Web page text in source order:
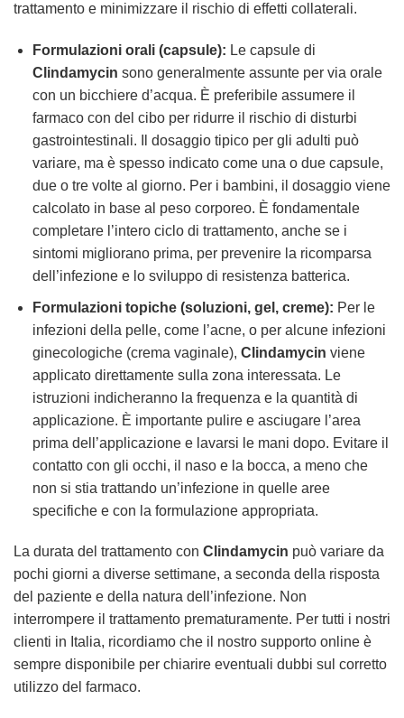
trattamento e minimizzare il rischio di effetti collaterali.
Formulazioni orali (capsule): Le capsule di
Clindamycin sono generalmente assunte per via orale
con un bicchiere d’acqua. È preferibile assumere il
farmaco con del cibo per ridurre il rischio di disturbi
gastrointestinali. Il dosaggio tipico per gli adulti può
variare, ma è spesso indicato come una o due capsule,
due o tre volte al giorno. Per i bambini, il dosaggio viene
calcolato in base al peso corporeo. È fondamentale
completare l’intero ciclo di trattamento, anche se i
sintomi migliorano prima, per prevenire la ricomparsa
dell’infezione e lo sviluppo di resistenza batterica.
Formulazioni topiche (soluzioni, gel, creme): Per le
infezioni della pelle, come l’acne, o per alcune infezioni
ginecologiche (crema vaginale), Clindamycin viene
applicato direttamente sulla zona interessata. Le
istruzioni indicheranno la frequenza e la quantità di
applicazione. È importante pulire e asciugare l’area
prima dell’applicazione e lavarsi le mani dopo. Evitare il
contatto con gli occhi, il naso e la bocca, a meno che
non si stia trattando un’infezione in quelle aree
specifiche e con la formulazione appropriata.
La durata del trattamento con Clindamycin può variare da
pochi giorni a diverse settimane, a seconda della risposta
del paziente e della natura dell’infezione. Non
interrompere il trattamento prematuramente. Per tutti i nostri
clienti in Italia, ricordiamo che il nostro supporto online è
sempre disponibile per chiarire eventuali dubbi sul corretto
utilizzo del farmaco.